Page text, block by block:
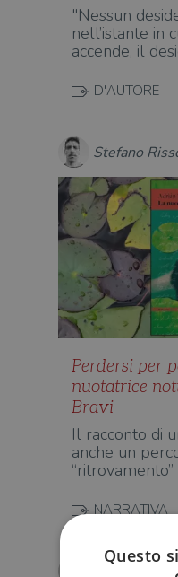
"Nessun
nell’istante in
accende, il
D'AUTORE
Stefano
Perdersi per
nuotatrice
Bravi
Il racconto di
anche un
NARRATIVA
Paulina
Questo